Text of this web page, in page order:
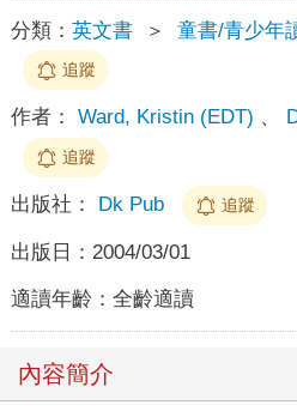
分類： 英文書 ＞ 童書/青少年
追蹤
作者： Ward, Kristin (EDT) 、
追蹤
出版社： Dk Pub 追蹤
出版日： 2004/03/01
適讀年齡： 全齡適讀
內容簡介